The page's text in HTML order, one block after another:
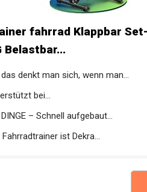
fahrrad Klappbar
Belastbar...
das denkt man sich, wenn man...
bei...
– Schnell aufgebaut...
Fahrradtrainer ist Dekra...